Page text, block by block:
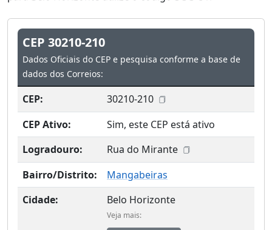
CEP 30210-210
Dados Oficiais do CEP e pesquisa conforme a base de
dados dos Correios:
CEP:
30210-210
CEP Ativo:
Sim, este CEP está ativo
Logradouro:
Rua do Mirante
Bairro/Distrito:
Mangabeiras
Cidade:
Belo Horizonte
Veja mais: